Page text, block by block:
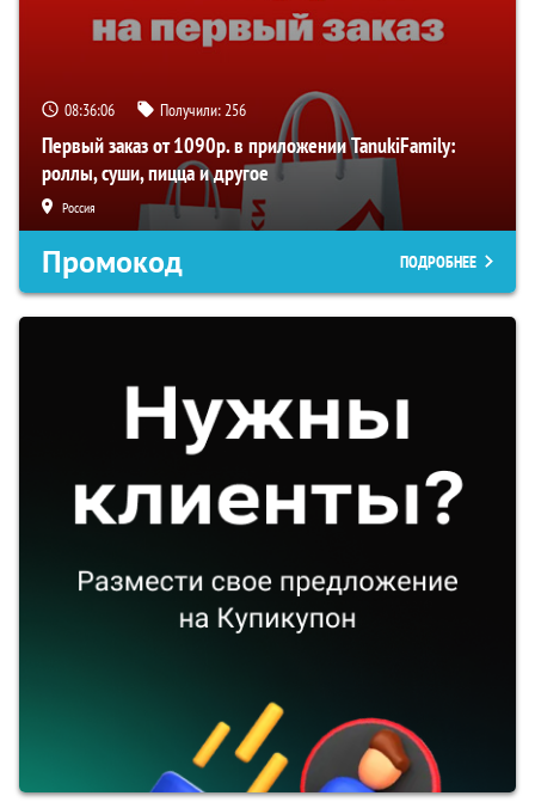
08:36:05 Получили:256
Первый заказ от 1090р. в приложении TanukiFamily:
роллы, суши, пицца и другое
Россия
Промокод ПОДРОБНЕЕ